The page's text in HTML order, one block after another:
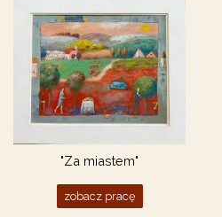
"Za miastem"
zobacz pracę